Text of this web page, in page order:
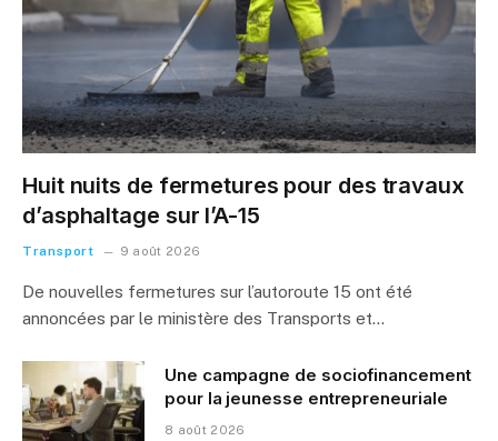
Huit nuits de fermetures pour des travaux
d’asphaltage sur l’A-15
Transport 9 août 2026
De nouvelles fermetures sur l’autoroute 15 ont été
annoncées par le ministère des Transports et…
Une campagne de sociofinancement
pour la jeunesse entrepreneuriale
8 août 2026